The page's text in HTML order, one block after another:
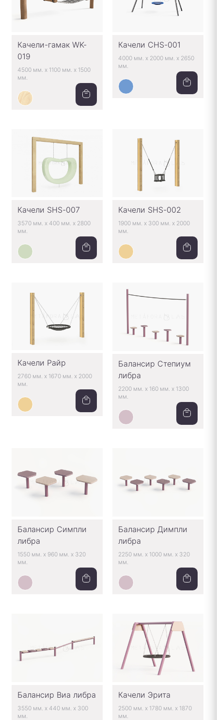
Качели-гамак WK-
019
4500 мм. x 1100 мм. x 1500
мм.
Качели CHS-001
4000 мм. x 2000 мм. x 2650
мм.
Качели SHS-007
3570 мм. x 400 мм. x 2800
мм.
Качели SHS-002
1900 мм. x 300 мм. x 2000
мм.
Качели Райр
2760 мм. x 1670 мм. x 2000
мм.
Балансир Степиум
либра
2200 мм. x 160 мм. x 1300
мм.
Балансир Симпли
либра
1550 мм. x 960 мм. x 320
мм.
Балансир Димпли
либра
2250 мм. x 1000 мм. x 320
мм.
Балансир Виа либра
3550 мм. x 440 мм. x 300
мм.
Качели Эрита
2500 мм. x 1780 мм. x 1870
мм.